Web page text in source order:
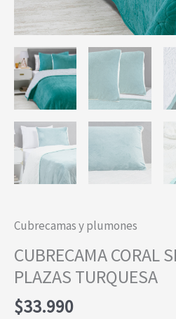
Cubrecamas y plumones
CUBRECAMA CORAL
PLAZAS TURQUESA
$33.990